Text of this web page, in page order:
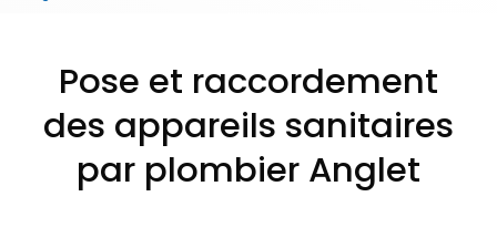
Pose et raccordement
des appareils sanitaires
par plombier Anglet